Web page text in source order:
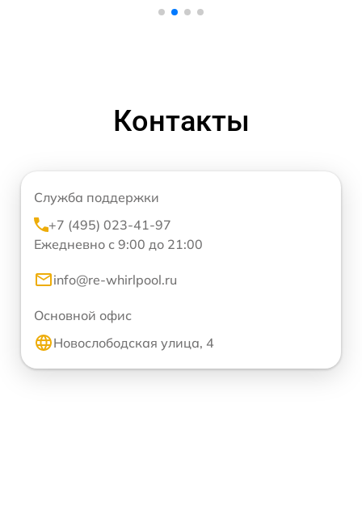
Контакты
Служба поддержки
+7 (495) 023-41-97
Ежедневно с 9:00 до 21:00
info@re-whirlpool.ru
Основной офис
Новослободская улица, 4